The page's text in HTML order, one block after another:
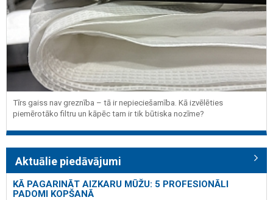
Tīrs gaiss nav greznība – tā ir nepieciešamība. Kā izvēlēties
piemērotāko filtru un kāpēc tam ir tik būtiska nozīme?
Aktuālie piedāvājumi
KĀ PAGARINĀT AIZKARU MŪŽU: 5 PROFESIONĀLI
PADOMI KOPŠANĀ